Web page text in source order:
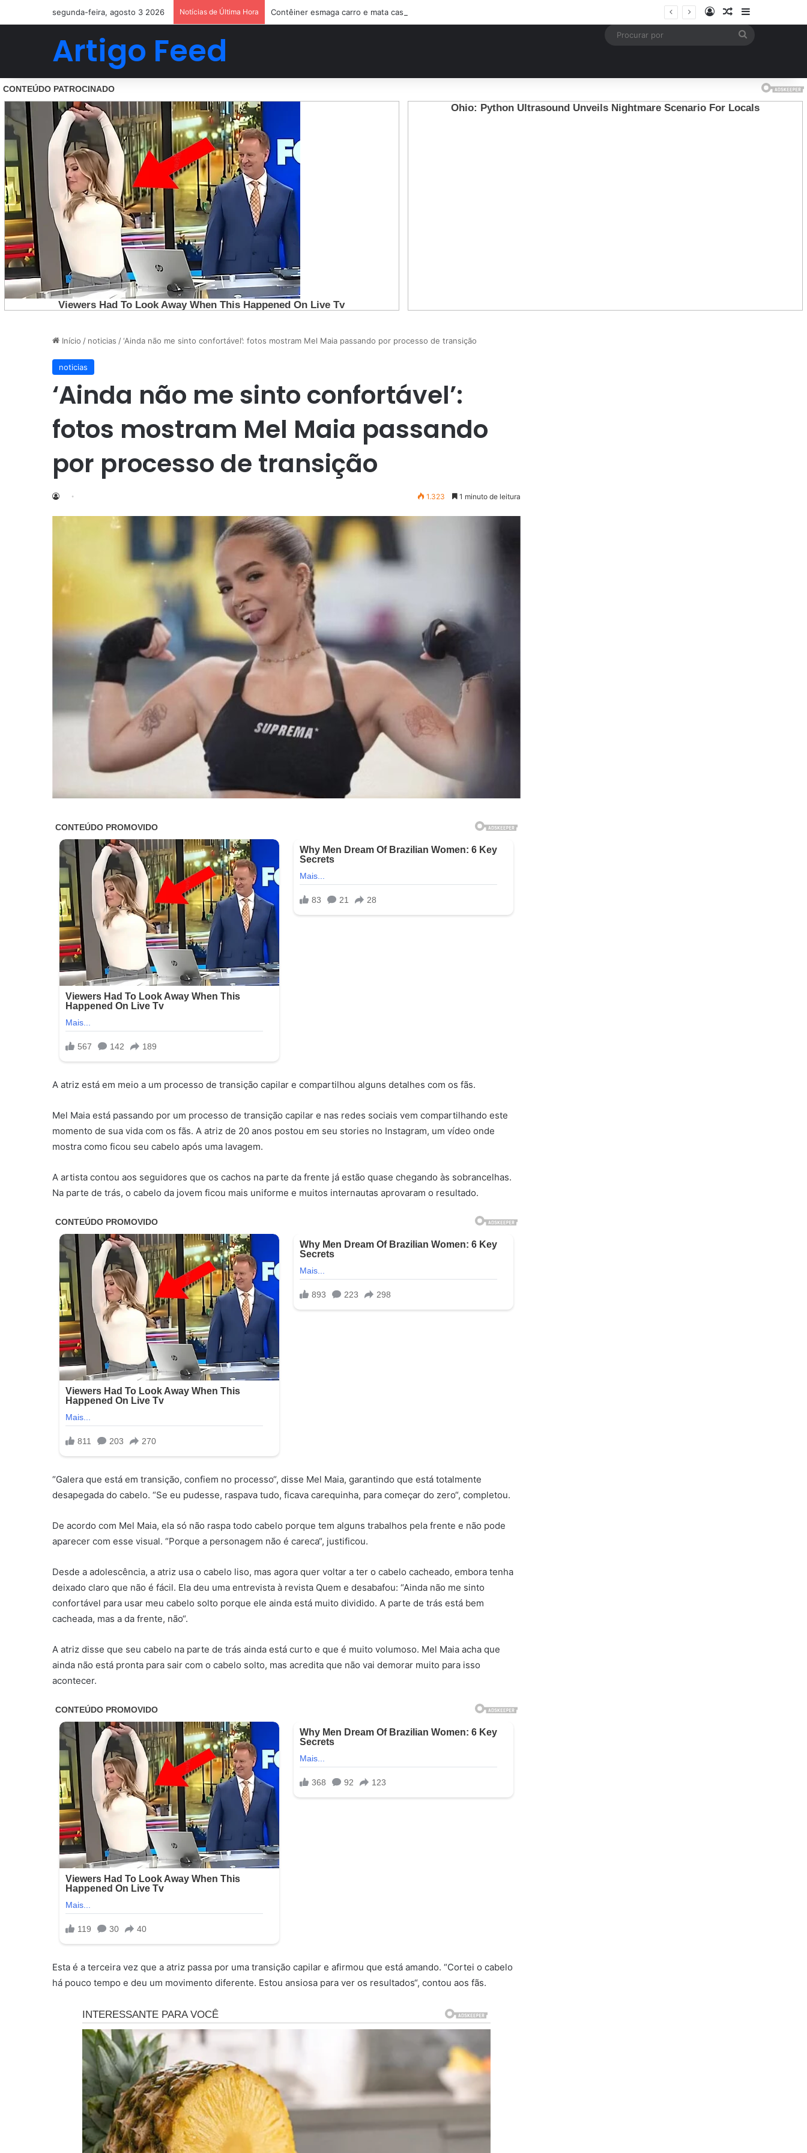
segunda-feira, agosto 3 2026 Notícias de Última Hora Contêiner esmaga carro e mata casal na BR-470; filho sobreviveu…Ver mais EntrarArtigo aleatório
Barra Lateral
Artigo Feed
Início / noticias /‘Ainda não me sinto confortável’: fotos mostram Mel Maia passando por processo de transição
noticias
‘Ainda não me sinto confortável’:
fotos mostram Mel Maia passando
por processo de transição
1.323 1 minuto de leitura
A atriz está em meio a um processo de transição capilar e compartilhou alguns detalhes com os fãs.
Mel Maia está passando por um processo de transição capilar e nas redes sociais vem compartilhando este
momento de sua vida com os fãs. A atriz de 20 anos postou em seu stories no Instagram, um vídeo onde
mostra como ficou seu cabelo após uma lavagem.
A artista contou aos seguidores que os cachos na parte da frente já estão quase chegando às sobrancelhas.
Na parte de trás, o cabelo da jovem ficou mais uniforme e muitos internautas aprovaram o resultado.
“Galera que está em transição, confiem no processo“, disse Mel Maia, garantindo que está totalmente
desapegada do cabelo. “Se eu pudesse, raspava tudo, ficava carequinha, para começar do zero“, completou.
De acordo com Mel Maia, ela só não raspa todo cabelo porque tem alguns trabalhos pela frente e não pode
aparecer com esse visual. “Porque a personagem não é careca“, justificou.
Desde a adolescência, a atriz usa o cabelo liso, mas agora quer voltar a ter o cabelo cacheado, embora tenha
deixado claro que não é fácil. Ela deu uma entrevista à revista Quem e desabafou: “Ainda não me sinto
confortável para usar meu cabelo solto porque ele ainda está muito dividido. A parte de trás está bem
cacheada, mas a da frente, não“.
A atriz disse que seu cabelo na parte de trás ainda está curto e que é muito volumoso. Mel Maia acha que
ainda não está pronta para sair com o cabelo solto, mas acredita que não vai demorar muito para isso
acontecer.
Esta é a terceira vez que a atriz passa por uma transição capilar e afirmou que está amando. “Cortei o cabelo
há pouco tempo e deu um movimento diferente. Estou ansiosa para ver os resultados“, contou aos fãs.